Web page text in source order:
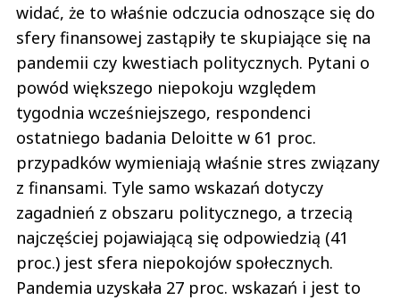
widać, że to właśnie odczucia odnoszące się do
sfery finansowej zastąpiły te skupiające się na
pandemii czy kwestiach politycznych. Pytani o
powód większego niepokoju względem
tygodnia wcześniejszego, respondenci
ostatniego badania Deloitte w 61 proc.
przypadków wymieniają właśnie stres związany
z finansami. Tyle samo wskazań dotyczy
zagadnień z obszaru politycznego, a trzecią
najczęściej pojawiającą się odpowiedzią (41
proc.) jest sfera niepokojów społecznych.
Pandemia uzyskała 27 proc. wskazań i jest to